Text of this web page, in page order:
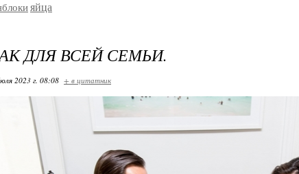
яйца
ДЛЯ ВСЕЙ СЕМЬИ.
2023 г. 08:08 + в цитатник